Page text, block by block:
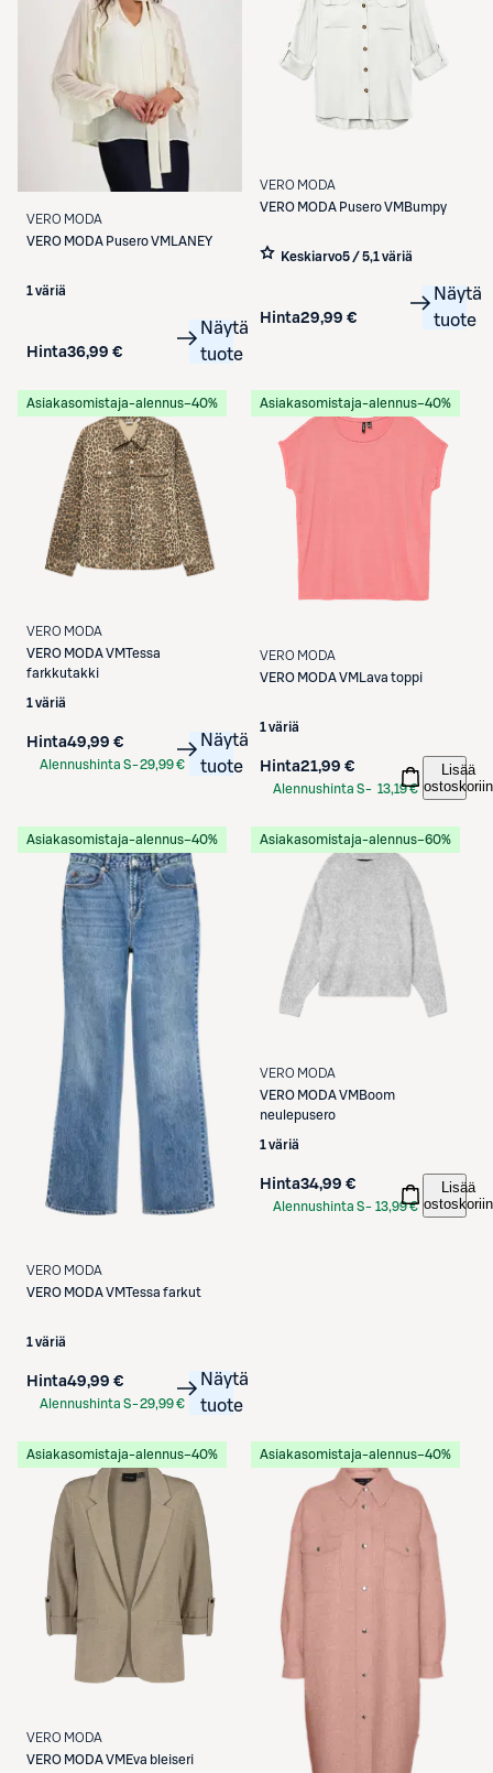
VERO MODA
VERO MODA Pusero VMLANEY
1 väriä
Hinta36,99 €
Näytä
tuote
VERO MODA
VERO MODA Pusero VMBumpy
Keskiarvo5 / 5,1 väriä
Hinta29,99 €
Näytä
tuote
Asiakasomistaja-alennus−40%
VERO MODA
VERO MODAVMTessa
farkkutakki
1 väriä
Hinta49,99 €
Alennushinta S-29,99 €
Näytä
tuote
Asiakasomistaja-alennus−40%
VERO MODA
VERO MODAVMLava toppi
1 väriä
Hinta21,99 €
Alennushinta S- 13,19 €
Lisää
ostoskoriin
Asiakasomistaja-alennus−40%
VERO MODA
VERO MODAVMTessa farkut
1 väriä
Hinta49,99 €
Alennushinta S-29,99 €
Näytä
tuote
Asiakasomistaja-alennus−60%
VERO MODA
VERO MODAVMBoom
neulepusero
1 väriä
Hinta34,99 €
Alennushinta S- 13,99 €
Lisää
ostoskoriin
Asiakasomistaja-alennus−40%
VERO MODA
VERO MODAVMEva bleiseri
Asiakasomistaja-alennus−40%